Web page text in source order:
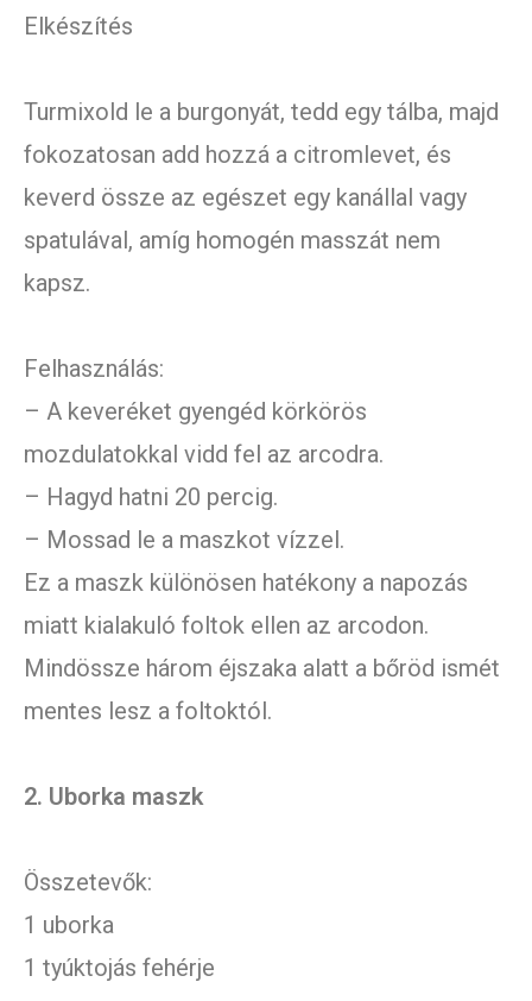
Elkészítés
Turmixold le a burgonyát, tedd egy tálba, majd
fokozatosan add hozzá a citromlevet, és
keverd össze az egészet egy kanállal vagy
spatulával, amíg homogén masszát nem
kapsz.
Felhasználás:
– A keveréket gyengéd körkörös
mozdulatokkal vidd fel az arcodra.
– Hagyd hatni 20 percig.
– Mossad le a maszkot vízzel.
Ez a maszk különösen hatékony a napozás
miatt kialakuló foltok ellen az arcodon.
Mindössze három éjszaka alatt a bőröd ismét
mentes lesz a foltoktól.
2. Uborka maszk
Összetevők:
1 uborka
1 tyúktojás fehérje